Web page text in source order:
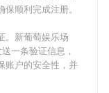
顺利完成注册。
。新葡萄娱乐场
一条验证信息，
账户的安全性，并